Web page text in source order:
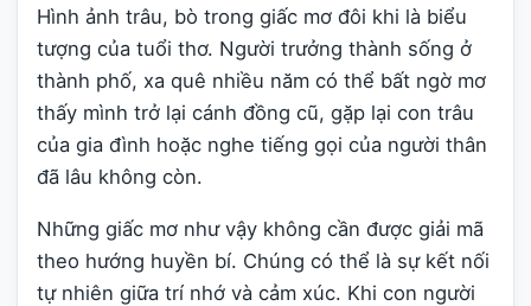
Hình ảnh trâu, bò trong giấc mơ đôi khi là biểu
tượng của tuổi thơ. Người trưởng thành sống ở
thành phố, xa quê nhiều năm có thể bất ngờ mơ
thấy mình trở lại cánh đồng cũ, gặp lại con trâu
của gia đình hoặc nghe tiếng gọi của người thân
đã lâu không còn.
Những giấc mơ như vậy không cần được giải mã
theo hướng huyền bí. Chúng có thể là sự kết nối
tự nhiên giữa trí nhớ và cảm xúc. Khi con người